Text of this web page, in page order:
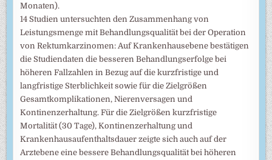
Monaten).
14 Studien untersuchten den Zusammenhang von
Leistungsmenge mit Behandlungsqualität bei der Operation
von Rektumkarzinomen: Auf Krankenhausebene bestätigen
die Studiendaten die besseren Behandlungserfolge bei
höheren Fallzahlen in Bezug auf die kurzfristige und
langfristige Sterblichkeit sowie für die Zielgrößen
Gesamtkomplikationen, Nierenversagen und
Kontinenzerhaltung. Für die Zielgrößen kurzfristige
Mortalität (30 Tage), Kontinenzerhaltung und
Krankenhausaufenthaltsdauer zeigte sich auch auf der
Arztebene eine bessere Behandlungsqualität bei höheren